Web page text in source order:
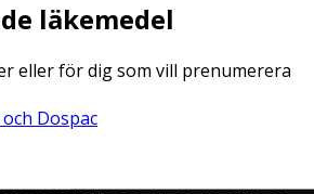
läkemedel
eller för dig som vill prenumerera
Dospac